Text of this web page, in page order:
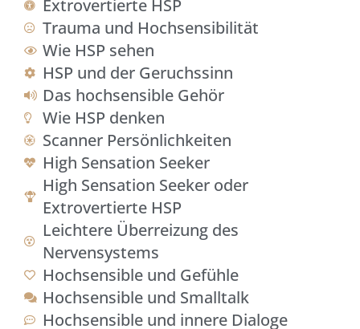
Extrovertierte HSP
Trauma und Hochsensibilität
Wie HSP sehen
HSP und der Geruchssinn
Das hochsensible Gehör
Wie HSP denken
Scanner Persönlichkeiten
High Sensation Seeker
High Sensation Seeker oder
Extrovertierte HSP
Leichtere Überreizung des
Nervensystems
Hochsensible und Gefühle
Hochsensible und Smalltalk
Hochsensible und innere Dialoge